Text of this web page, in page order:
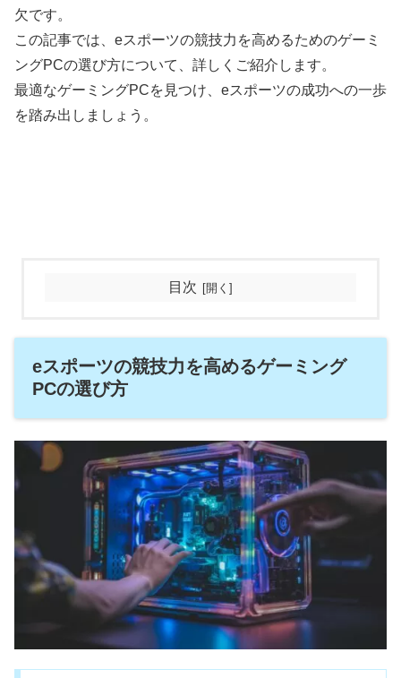
欠です。
この記事では、eスポーツの競技力を高めるためのゲーミ
ングPCの選び方について、詳しくご紹介します。
最適なゲーミングPCを見つけ、eスポーツの成功への一歩
を踏み出しましょう。
目次
eスポーツの競技力を高めるゲーミング
PCの選び方